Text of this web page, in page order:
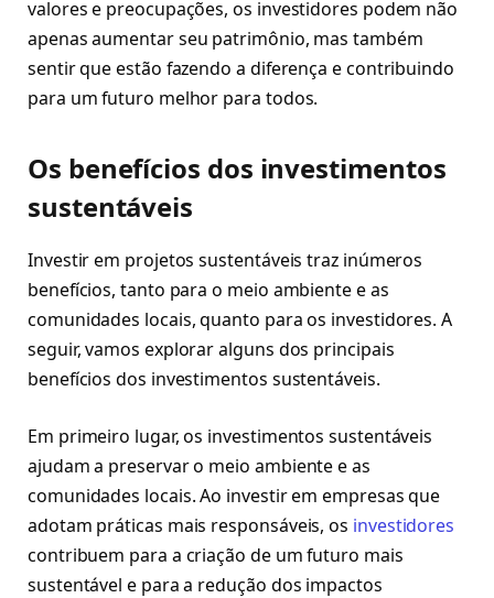
valores e preocupações, os investidores podem não
apenas aumentar seu patrimônio, mas também
sentir que estão fazendo a diferença e contribuindo
para um futuro melhor para todos.
Os benefícios dos investimentos
sustentáveis
Investir em projetos sustentáveis traz inúmeros
benefícios, tanto para o meio ambiente e as
comunidades locais, quanto para os investidores. A
seguir, vamos explorar alguns dos principais
benefícios dos investimentos sustentáveis.
Em primeiro lugar, os investimentos sustentáveis
ajudam a preservar o meio ambiente e as
comunidades locais. Ao investir em empresas que
adotam práticas mais responsáveis, os investidores
contribuem para a criação de um futuro mais
sustentável e para a redução dos impactos